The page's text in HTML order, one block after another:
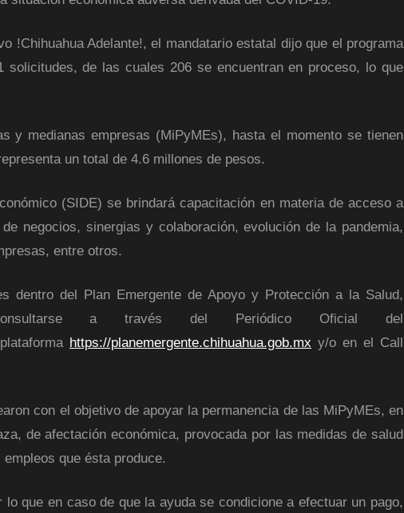
!Chihuahua Adelante!, el mandatario estatal dijo que el programa
de las cuales 206 se encuentran en proceso, lo que
y medianas empresas (MiPyMEs), hasta el momento se tienen
un total de 4.6 millones de pesos.
(SIDE) se brindará capacitación en materia de acceso a
negocios, sinergias y colaboración, evolución de la pandemia,
entre otros.
dentro del Plan Emergente de Apoyo y Protección a la Salud,
a través del Periódico Oficial del
https://planemergente.chihuahua.gob.mx y/o en el Call
con el objetivo de apoyar la permanencia de las MiPyMEs, en
de afectación económica, provocada por las medidas de salud
que ésta produce.
que en caso de que la ayuda se condicione a efectuar un pago,